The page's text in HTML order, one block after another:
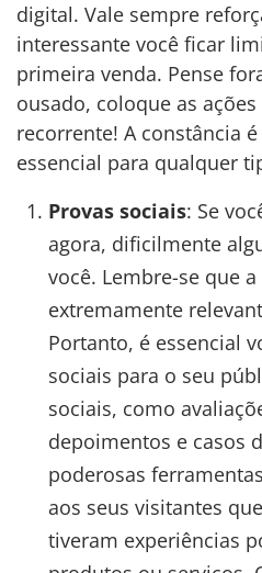
digital. Vale sempre
interessante você ficar
primeira venda. Pense
ousado, coloque as
recorrente! A constância
essencial para qualquer
Provas sociais: Se
agora, dificilmente
você. Lembre-se que
extremamente
Portanto, é essencial
sociais para o seu
sociais, como
depoimentos e casos
poderosas
aos seus visitantes
tiveram experiências